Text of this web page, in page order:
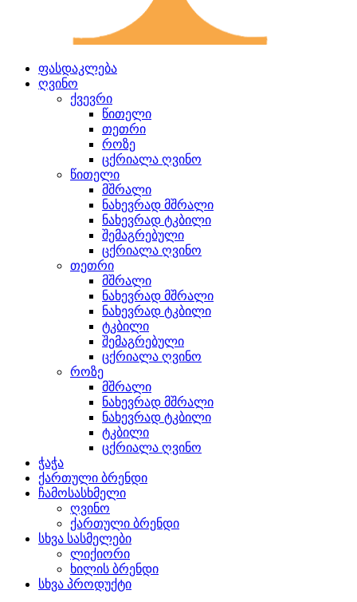
ფასდაკლება
ღვინო
ქვევრი
წითელი
თეთრი
როზე
ცქრიალა ღვინო
წითელი
მშრალი
ნახევრად მშრალი
ნახევრად ტკბილი
შემაგრებული
ცქრიალა ღვინო
თეთრი
მშრალი
ნახევრად მშრალი
ნახევრად ტკბილი
ტკბილი
შემაგრებული
ცქრიალა ღვინო
როზე
მშრალი
ნახევრად მშრალი
ნახევრად ტკბილი
ტკბილი
ცქრიალა ღვინო
ჭაჭა
ქართული ბრენდი
ჩამოსასხმელი
ღვინო
ქართული ბრენდი
სხვა სასმელები
ლიქიორი
ხილის ბრენდი
სხვა პროდუქტი